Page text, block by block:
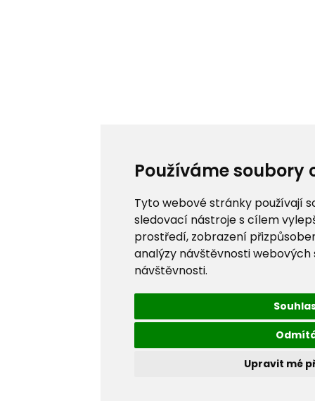
Používáme soubory
Tyto webové stránky používají
sledovací nástroje s cílem
prostředí, zobrazení
analýzy návštěvnosti
návštěvnosti.
Upravit mé